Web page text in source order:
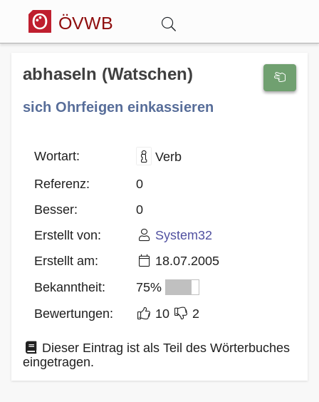
ÖVWB
Anmelden
Wörterbuch
Hitparade
Blog
abhaseln (Watschen)
sich Ohrfeigen einkassieren
Wortart:
Verb
Referenz:
0
Besser:
0
Erstellt von:
System32
Erstellt am:
18.07.2005
Bekanntheit:
75%
Bewertungen:
10 2
Dieser Eintrag ist als Teil des Wörterbuches
eingetragen.